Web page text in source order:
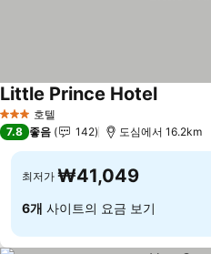
3 성급 호텔
Little Prince Hotel요금 보기
7.8 좋음 142 도심에서 16.2km
최저가 ₩41,049
6개 사이트의 요금 보기